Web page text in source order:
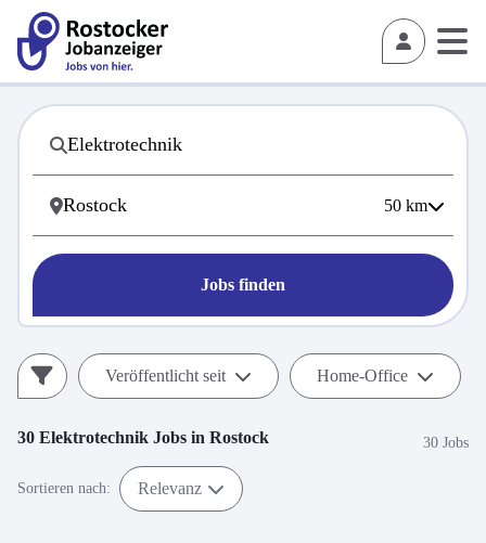
50 km
Jobs finden
Veröffentlicht seit Home-Office
30 Elektrotechnik Jobs in Rostock 30 Jobs
Sortieren nach: Relevanz